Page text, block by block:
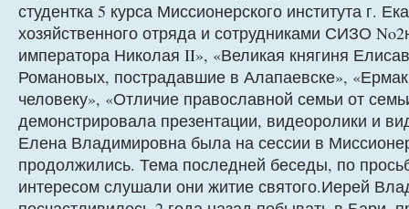
студентка 5 курса Миссионерского института г.
хозяйственного отряда и сотрудниками СИЗО
императора Николая II», «Великая княгиня
Романовых, пострадавшие в Алапаевске»,
человеку», «Отличие православной семьи от
демонстрировала презентации, видеоролики и
Елена Владимировна была на сессии в
продолжились. Тема последней беседы, по
интересом слушали они житие святого.Иерей